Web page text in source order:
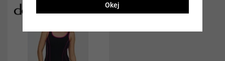
Okej